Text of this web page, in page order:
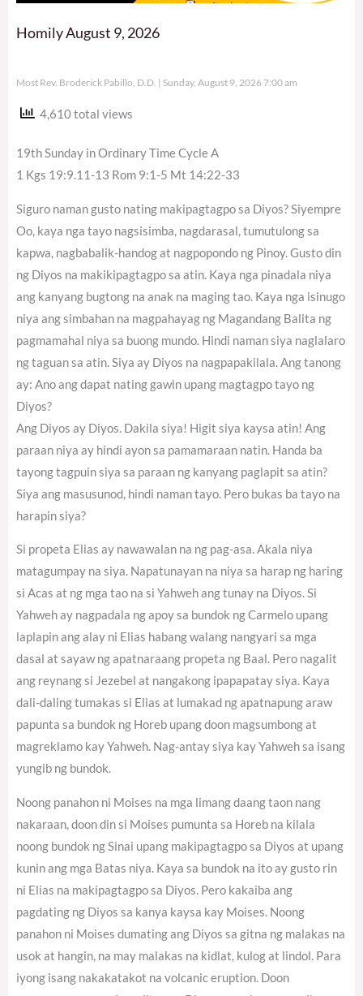
Homily August 9, 2026
Most Rev. Broderick Pabillo, D.D. Sunday, August 9, 2026 7:00 am
4,610 total views
19th Sunday in Ordinary Time Cycle A
1 Kgs 19:9.11-13 Rom 9:1-5 Mt 14:22-33
Siguro naman gusto nating makipagtagpo sa Diyos? Siyempre
Oo, kaya nga tayo nagsisimba, nagdarasal, tumutulong sa
kapwa, nagbabalik-handog at nagpopondo ng Pinoy. Gusto din
ng Diyos na makikipagtagpo sa atin. Kaya nga pinadala niya
ang kanyang bugtong na anak na maging tao. Kaya nga isinugo
niya ang simbahan na magpahayag ng Magandang Balita ng
pagmamahal niya sa buong mundo. Hindi naman siya naglalaro
ng taguan sa atin. Siya ay Diyos na nagpapakilala. Ang tanong
ay: Ano ang dapat nating gawin upang magtagpo tayo ng
Diyos?
Ang Diyos ay Diyos. Dakila siya! Higit siya kaysa atin! Ang
paraan niya ay hindi ayon sa pamamaraan natin. Handa ba
tayong tagpuin siya sa paraan ng kanyang paglapit sa atin?
Siya ang masusunod, hindi naman tayo. Pero bukas ba tayo na
harapin siya?
Si propeta Elias ay nawawalan na ng pag-asa. Akala niya
matagumpay na siya. Napatunayan na niya sa harap ng haring
si Acas at ng mga tao na si Yahweh ang tunay na Diyos. Si
Yahweh ay nagpadala ng apoy sa bundok ng Carmelo upang
laplapin ang alay ni Elias habang walang nangyari sa mga
dasal at sayaw ng apatnaraang propeta ng Baal. Pero nagalit
ang reynang si Jezebel at nangakong ipapapatay siya. Kaya
dali-daling tumakas si Elias at lumakad ng apatnapung araw
papunta sa bundok ng Horeb upang doon magsumbong at
magreklamo kay Yahweh. Nag-antay siya kay Yahweh sa isang
yungib ng bundok.
Noong panahon ni Moises na mga limang daang taon nang
nakaraan, doon din si Moises pumunta sa Horeb na kilala
noong bundok ng Sinai upang makipagtagpo sa Diyos at upang
kunin ang mga Batas niya. Kaya sa bundok na ito ay gusto rin
ni Elias na makipagtagpo sa Diyos. Pero kakaiba ang
pagdating ng Diyos sa kanya kaysa kay Moises. Noong
panahon ni Moises dumating ang Diyos sa gitna ng malakas na
usok at hangin, na may malakas na kidlat, kulog at lindol. Para
iyong isang nakakatakot na volcanic eruption. Doon